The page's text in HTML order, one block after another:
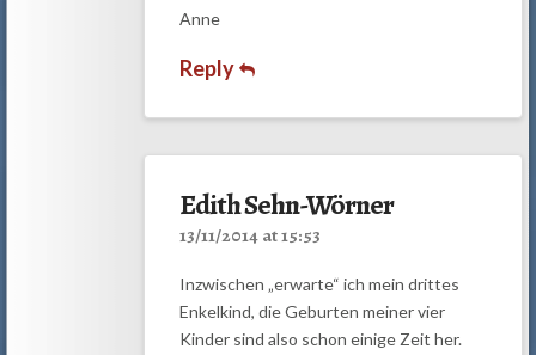
Anne
Reply
Edith Sehn-Wörner
13/11/2014 at 15:53
Inzwischen „erwarte“ ich mein drittes
Enkelkind, die Geburten meiner vier
Kinder sind also schon einige Zeit her.